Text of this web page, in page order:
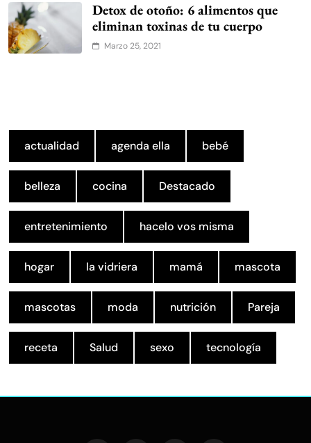
Detox de otoño: 6 alimentos que
eliminan toxinas de tu cuerpo
Marzo 25, 2021
actualidad agenda ella bebé
belleza cocina Destacado
entretenimiento hacelo vos misma
hogar la vidriera mamá mascota
mascotas moda nutrición Pareja
receta Salud sexo tecnología